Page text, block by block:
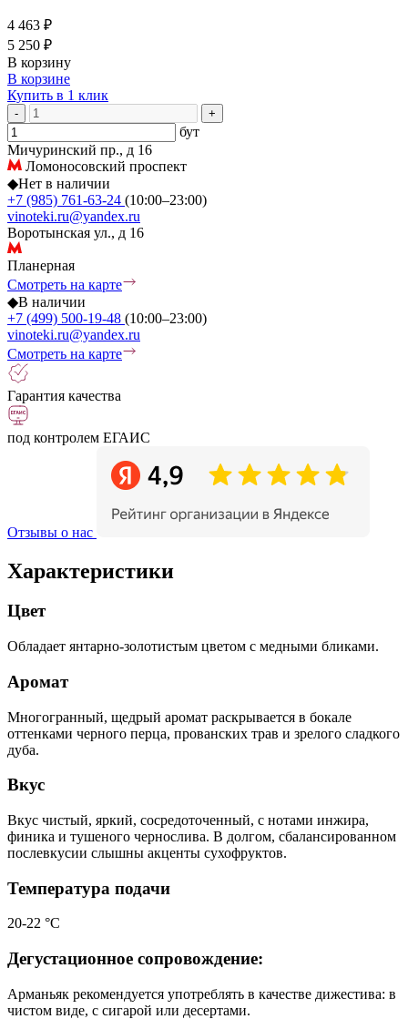
4 463 ₽
5 250 ₽
В корзину
В корзине
Купить в 1 клик
- +
бут
Мичуринский пр., д 16
Ломоносовский проспект
◆Нет в наличии
+7 (985) 761-63-24 (10:00–23:00)
vinoteki.ru@yandex.ru
Воротынская ул., д 16
Планерная
Смотреть на карте
◆В наличии
+7 (499) 500-19-48 (10:00–23:00)
vinoteki.ru@yandex.ru
Смотреть на карте
Гарантия качества
под контролем ЕГАИС
Отзывы о нас
Характеристики
Цвет
Обладает янтарно-золотистым цветом с медными бликами.
Аромат
Многогранный, щедрый аромат раскрывается в бокале
оттенками черного перца, прованских трав и зрелого сладкого
дуба.
Вкус
Вкус чистый, яркий, сосредоточенный, с нотами инжира,
финика и тушеного чернослива. В долгом, сбалансированном
послевкусии слышны акценты сухофруктов.
Температура подачи
20-22 °C
Дегустационное сопровождение:
Арманьяк рекомендуется употреблять в качестве дижестива: в
чистом виде, с сигарой или десертами.